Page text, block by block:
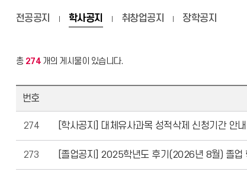
전공공지 학사공지 취창업공지 장학공지
총 274개의 게시물이 있습니다.
번호
274 [학사공지] 대체유사과목 성적삭제 신청기간 안
273 [졸업공지] 2025학년도 후기(2026년 8월) 졸업